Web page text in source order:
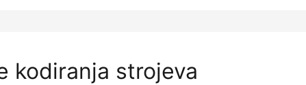
kodiranja strojeva